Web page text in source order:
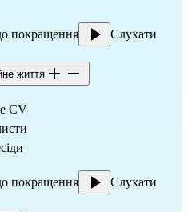
покращення Слухати
життя
CV
покращення Слухати